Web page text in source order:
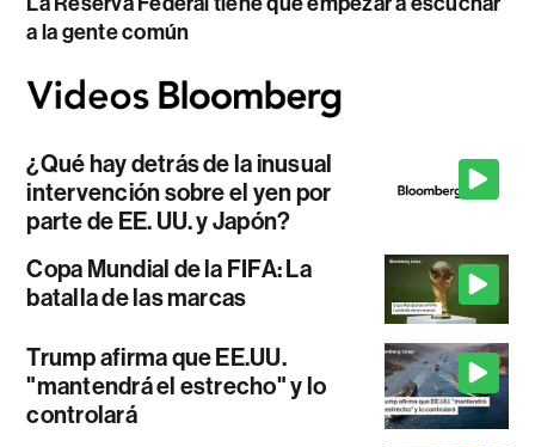
a la gente común
¿Qué hay detrás de la inusual
intervención sobre el yen por
parte de EE. UU. y Japón?
Copa Mundial de la FIFA: La
batalla de las marcas
Trump afirma que EE.UU.
"mantendrá el estrecho" y lo
controlará